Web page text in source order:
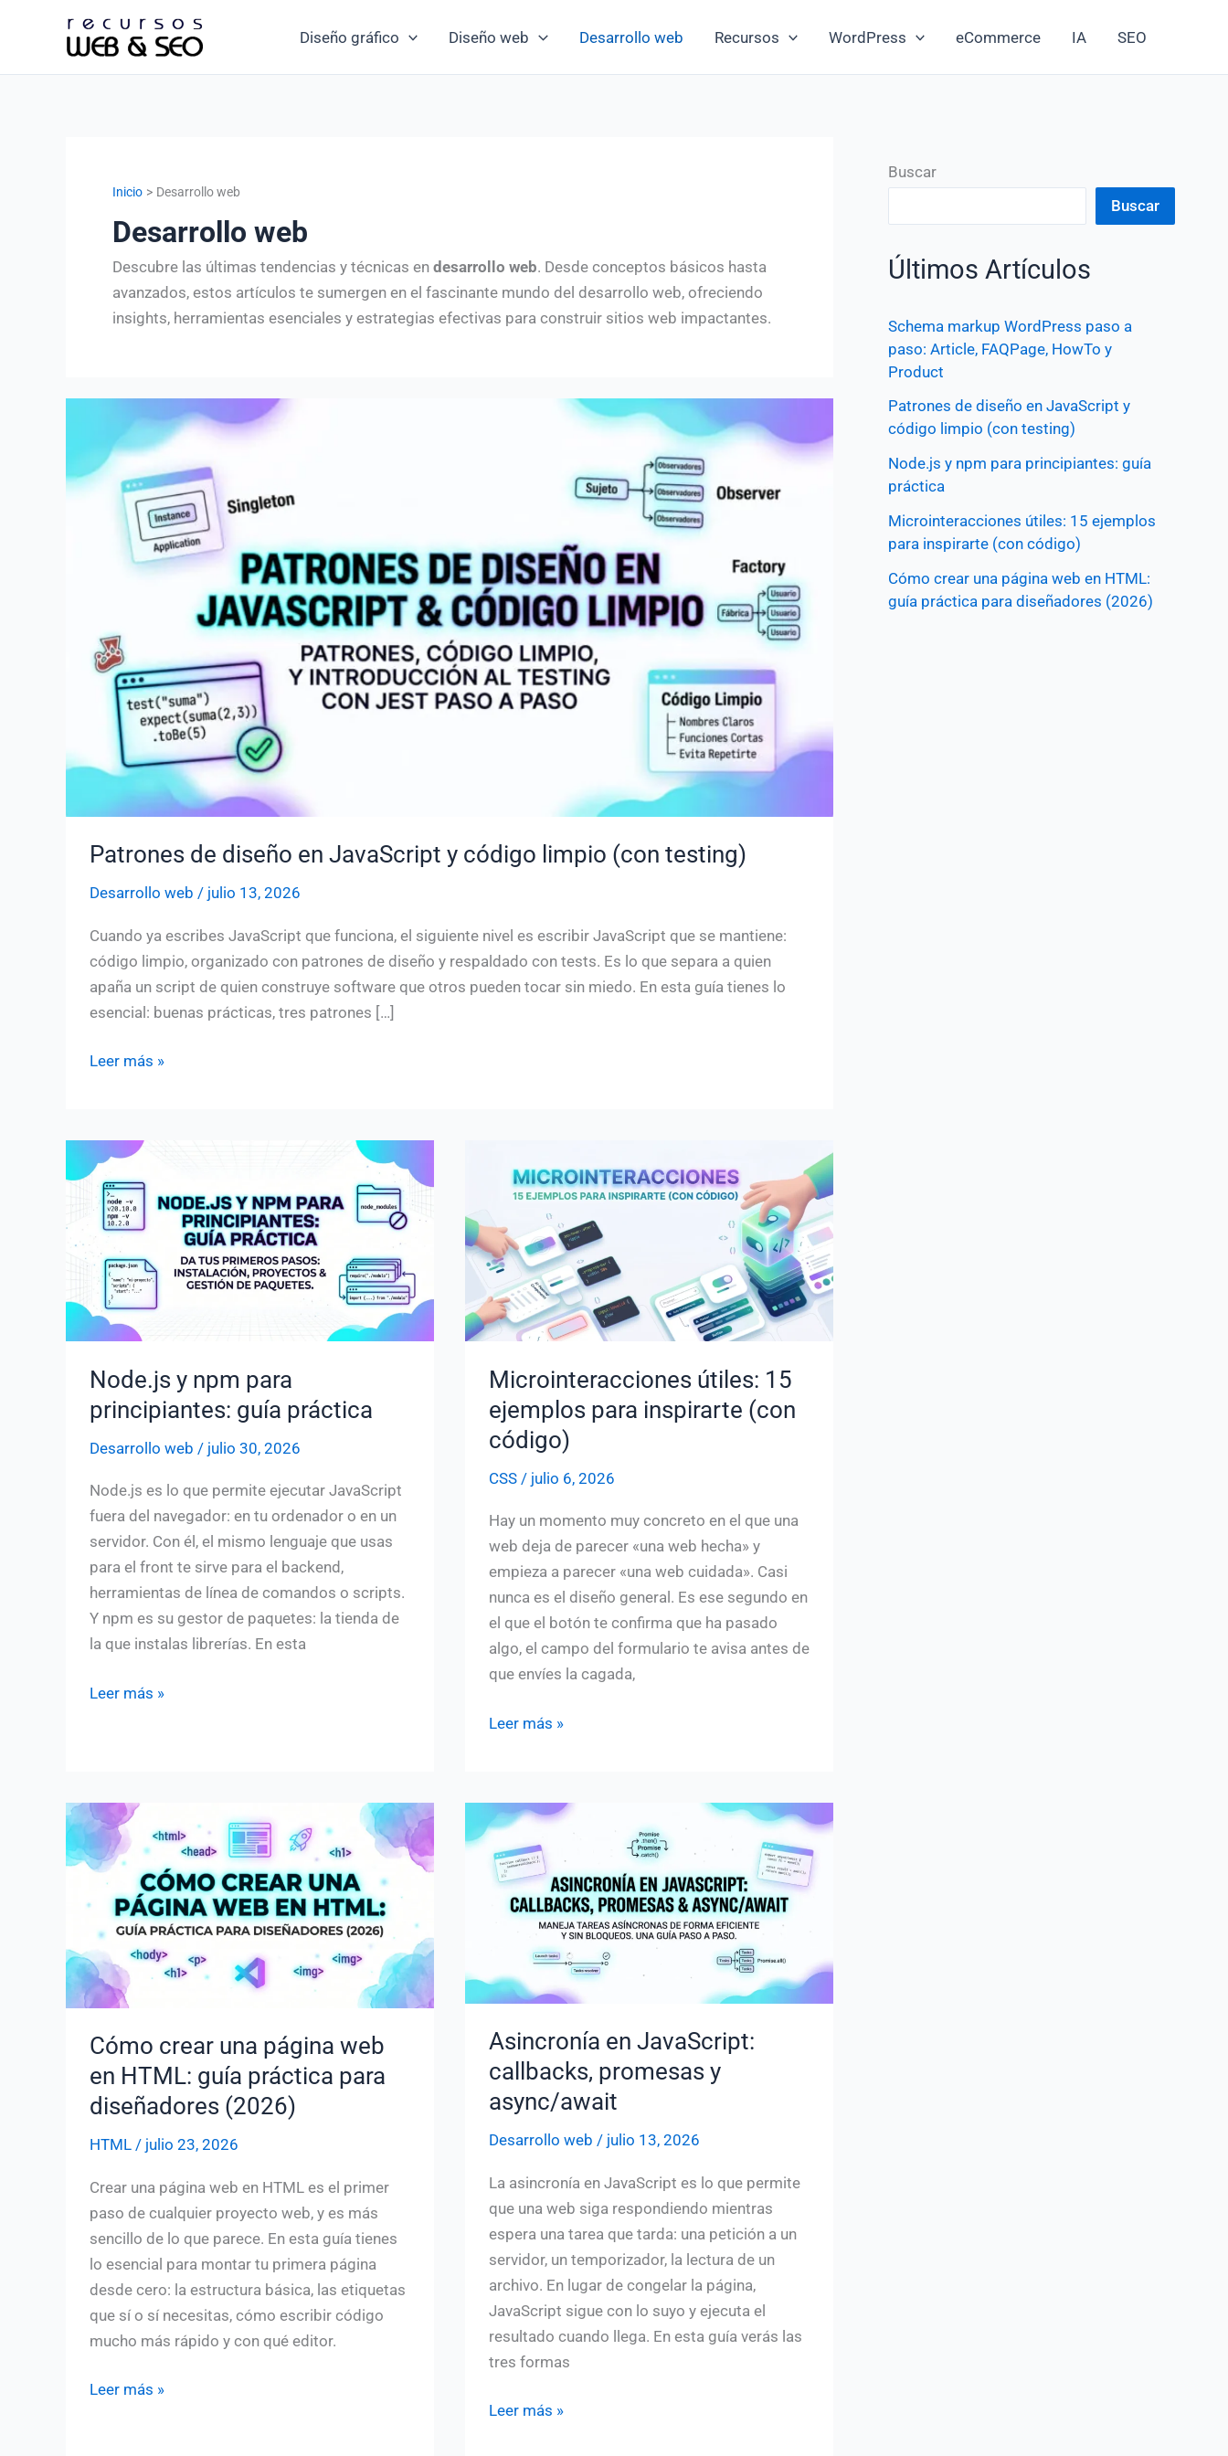
Diseño gráfico Diseño web Desarrollo web Recursos WordPress eCommerce IA SEO
Inicio Desarrollo web
Desarrollo web
Descubre las últimas tendencias y técnicas en desarrollo web. Desde conceptos básicos hasta
avanzados, estos artículos te sumergen en el fascinante mundo del desarrollo web, ofreciendo
insights, herramientas esenciales y estrategias efectivas para construir sitios web impactantes.
Patrones de diseño en JavaScript y código limpio (con testing)
Desarrollo web / julio 13, 2026
Cuando ya escribes JavaScript que funciona, el siguiente nivel es escribir JavaScript que se mantiene:
código limpio, organizado con patrones de diseño y respaldado con tests. Es lo que separa a quien
apaña un script de quien construye software que otros pueden tocar sin miedo. En esta guía tienes lo
esencial: buenas prácticas, tres patrones […]
Patrones
en
JavaScript
código
limpio
(con
testing)
Leer más »
Node.js y npm para
principiantes: guía práctica
Desarrollo web / julio 30, 2026
Node.js es lo que permite ejecutar JavaScript
fuera del navegador: en tu ordenador o en un
servidor. Con él, el mismo lenguaje que usas
para el front te sirve para el backend,
herramientas de línea de comandos o scripts.
Y npm es su gestor de paquetes: la tienda de
la que instalas librerías. En esta
Node.js
guía
práctica
Leer más »
Microinteracciones útiles: 15
ejemplos para inspirarte (con
código)
CSS/ julio 6, 2026
Hay un momento muy concreto en el que una
web deja de parecer «una web hecha» y
empieza a parecer «una web cuidada». Casi
nunca es el diseño general. Es ese segundo en
el que el botón te confirma que ha pasado
algo, el campo del formulario te avisa antes de
que envíes la cagada,
Microinteracciones
ejemplos
para
inspirarte
(con
código)
Leer más »
Cómo crear una página web
en HTML: guía práctica para
diseñadores (2026)
HTML/ julio 23, 2026
Crear una página web en HTML es el primer
paso de cualquier proyecto web, y es más
sencillo de lo que parece. En esta guía tienes
lo esencial para montar tu primera página
desde cero: la estructura básica, las etiquetas
que sí o sí necesitas, cómo escribir código
mucho más rápido y con qué editor.
Cómo
Leer más »
Asincronía en JavaScript:
callbacks, promesas y
async/await
Desarrollo web / julio 13, 2026
La asincronía en JavaScript es lo que permite
que una web siga respondiendo mientras
espera una tarea que tarda: una petición a un
servidor, un temporizador, la lectura de un
archivo. En lugar de congelar la página,
JavaScript sigue con lo suyo y ejecuta el
resultado cuando llega. En esta guía verás las
tres formas
Asincronía
Leer más »
Buscar
Buscar
Últimos Artículos
Schema markup WordPress paso a
paso: Article, FAQPage, HowTo y
Product
Patrones de diseño en JavaScript y
código limpio (con testing)
Node.js y npm para principiantes: guía
práctica
Microinteracciones útiles: 15 ejemplos
para inspirarte (con código)
Cómo crear una página web en HTML:
guía práctica para diseñadores (2026)